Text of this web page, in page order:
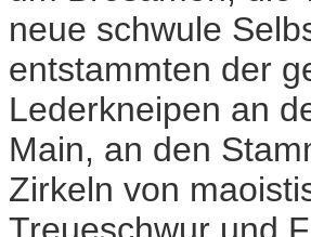
neue schwule
entstammten der
Lederkneipen an
Main, an den
Zirkeln von